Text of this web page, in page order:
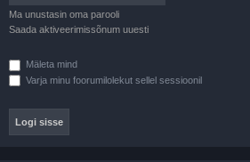
Ma unustasin oma parooli
Saada aktiveerimissõnum uuesti
Mäleta mind
Varja minu foorumilolekut sellel sessioonil